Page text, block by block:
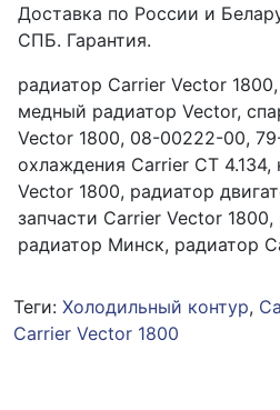
Доставка по России и
СПБ. Гарантия.
радиатор Carrier Vector
медный радиатор Vector,
Vector 1800, 08-00222-00,
охлаждения Carrier CT 4.134,
Vector 1800, радиатор
запчасти Carrier Vector
радиатор Минск, радиатор
Теги: Холодильный контур,
Carrier Vector 1800